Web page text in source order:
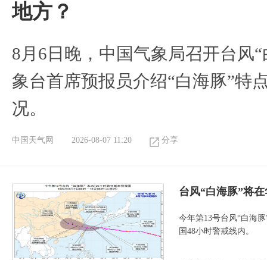
地方？
8月6日晚，中国气象局召开台风
象台首席预报员介绍“白海豚”特
况。
中国天气网 2026-08-07 11:20 分享
台风“白海豚”将
今年第13号台风“白海
国48小时警戒线内。